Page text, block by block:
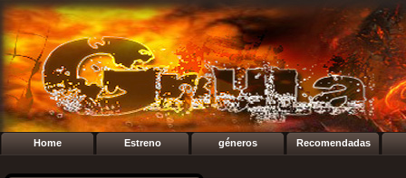
Home Estreno géneros Recomendadas